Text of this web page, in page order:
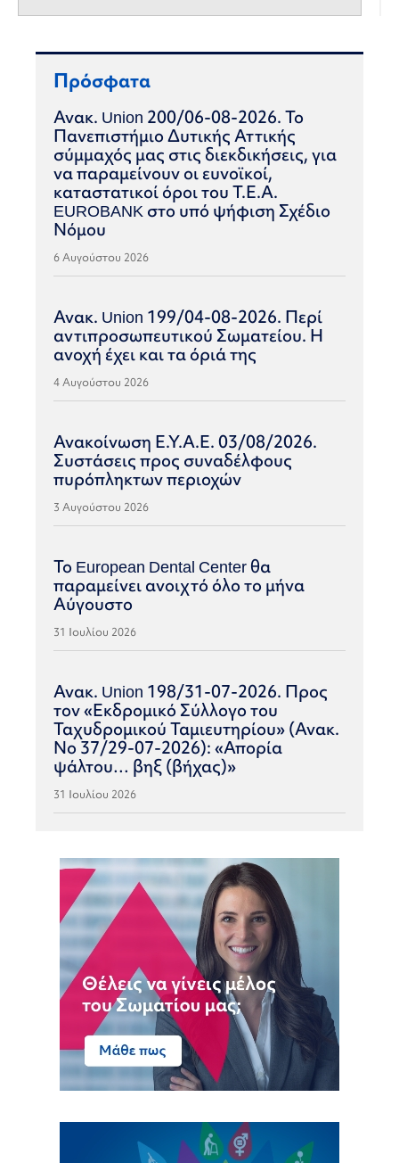
Πρόσφατα
Ανακ. Union 200/06-08-2026. Το
Πανεπιστήμιο Δυτικής Αττικής
σύμμαχός μας στις διεκδικήσεις, για
να παραμείνουν οι ευνοϊκοί,
καταστατικοί όροι του Τ.Ε.Α.
EUROBANK στο υπό ψήφιση Σχέδιο
Νόμου
6 Αυγούστου 2026
Ανακ. Union 199/04-08-2026. Περί
αντιπροσωπευτικού Σωματείου. Η
ανοχή έχει και τα όριά της
4 Αυγούστου 2026
Ανακοίνωση Ε.Υ.Α.Ε. 03/08/2026.
Συστάσεις προς συναδέλφους
πυρόπληκτων περιοχών
3 Αυγούστου 2026
Το European Dental Center θα
παραμείνει ανοιχτό όλο το μήνα
Αύγουστο
31 Ιουλίου 2026
Ανακ. Union 198/31-07-2026. Προς
τον «Εκδρομικό Σύλλογο του
Ταχυδρομικού Ταμιευτηρίου» (Ανακ.
Νο 37/29-07-2026): «Απορία
ψάλτου… βηξ (βήχας)»
31 Ιουλίου 2026